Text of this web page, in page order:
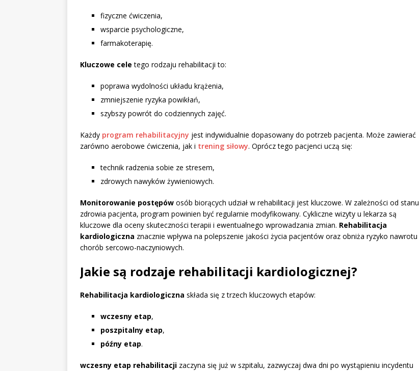
fizyczne ćwiczenia,
wsparcie psychologiczne,
farmakoterapię.
Kluczowe cele tego rodzaju rehabilitacji to:
poprawa wydolności układu krążenia,
zmniejszenie ryzyka powikłań,
szybszy powrót do codziennych zajęć.
Każdy program rehabilitacyjny jest indywidualnie dopasowany do potrzeb pacjenta. Może zawierać
zarówno aerobowe ćwiczenia, jak i trening siłowy. Oprócz tego pacjenci uczą się:
technik radzenia sobie ze stresem,
zdrowych nawyków żywieniowych.
Monitorowanie postępów osób biorących udział w rehabilitacji jest kluczowe. W zależności od stanu
zdrowia pacjenta, program powinien być regularnie modyfikowany. Cykliczne wizyty u lekarza są
kluczowe dla oceny skuteczności terapii i ewentualnego wprowadzania zmian. Rehabilitacja
kardiologiczna znacznie wpływa na polepszenie jakości życia pacjentów oraz obniża ryzyko nawrotu
chorób sercowo-naczyniowych.
Jakie są rodzaje rehabilitacji kardiologicznej?
Rehabilitacja kardiologiczna składa się z trzech kluczowych etapów:
wczesny etap,
poszpitalny etap,
późny etap.
wczesny etap rehabilitacji zaczyna się już w szpitalu, zazwyczaj dwa dni po wystąpieniu incydentu